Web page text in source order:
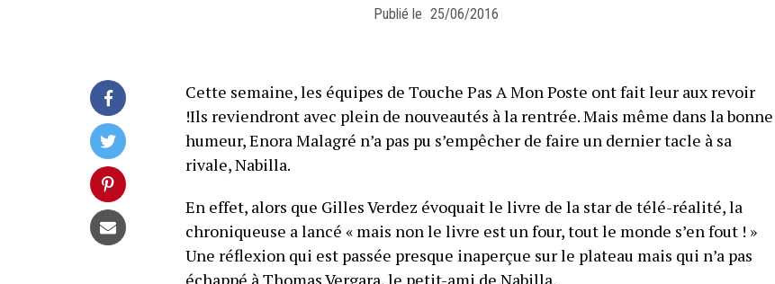
Publié le 25/06/2016
Cette semaine, les équipes de Touche Pas A Mon Poste ont fait leur aux revoir
!Ils reviendront avec plein de nouveautés à la rentrée. Mais même dans la bonne
humeur, Enora Malagré n’a pas pu s’empêcher de faire un dernier tacle à sa
rivale, Nabilla.
En effet, alors que Gilles Verdez évoquait le livre de la star de télé-réalité, la
chroniqueuse a lancé « mais non le livre est un four, tout le monde s’en fout ! »
Une réflexion qui est passée presque inaperçue sur le plateau mais qui n’a pas
échappé à Thomas Vergara, le petit-ami de Nabilla.